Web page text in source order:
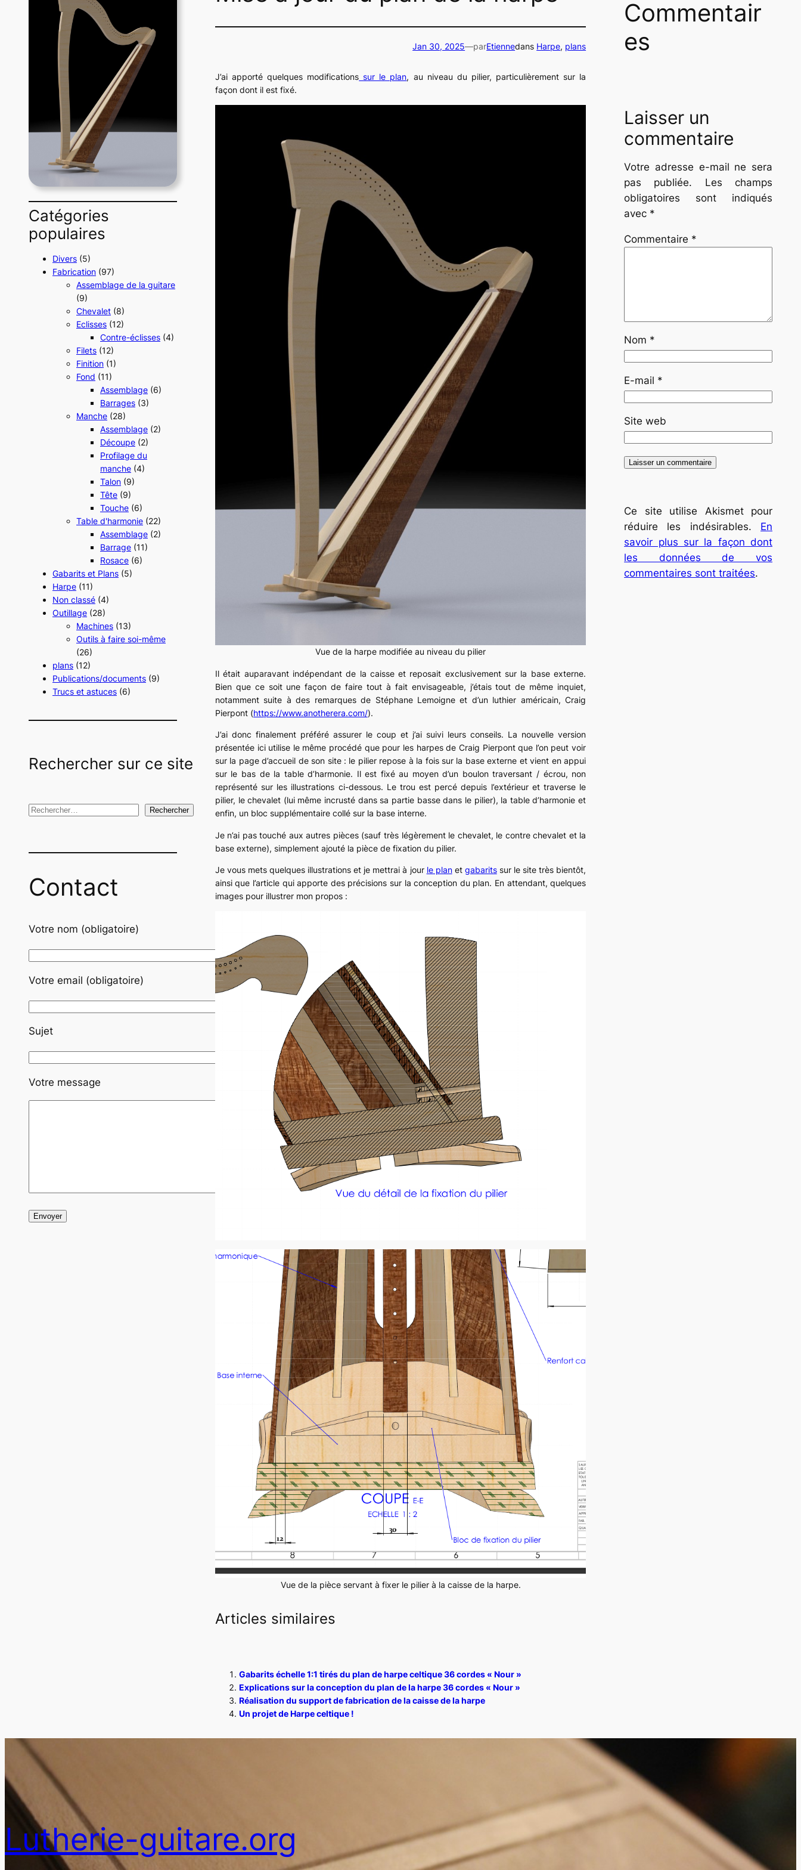
Catégories
populaires
Divers (5)
Fabrication (97)
Assemblage de la guitare
(9)
Chevalet (8)
Eclisses (12)
Contre-éclisses (4)
Filets (12)
Finition (1)
Fond (11)
Assemblage (6)
Barrages (3)
Manche (28)
Assemblage (2)
Découpe (2)
Profilage du
manche (4)
Talon (9)
Tête (9)
Touche (6)
Table d'harmonie (22)
Assemblage (2)
Barrage (11)
Rosace (6)
Gabarits et Plans (5)
Harpe (11)
Non classé (4)
Outillage (28)
Machines (13)
Outils à faire soi-même
(26)
plans (12)
Publications/documents (9)
Trucs et astuces (6)
Rechercher sur ce site
R
h
r
e
r
Rechercher
Contact
Votre nom (obligatoire)
Votre email (obligatoire)
Sujet
Votre message
Jan 30, 2025—parEtiennedans Harpe, plans
J’ai apporté quelques modifications sur le plan, au niveau du pilier, particulièrement sur la
façon dont il est fixé.
Vue de la harpe modifiée au niveau du pilier
Il était auparavant indépendant de la caisse et reposait exclusivement sur la base externe.
Bien que ce soit une façon de faire tout à fait envisageable, j’étais tout de même inquiet,
notamment suite à des remarques de Stéphane Lemoigne et d’un luthier américain, Craig
Pierpont (https://www.anotherera.com/).
J’ai donc finalement préféré assurer le coup et j’ai suivi leurs conseils. La nouvelle version
présentée ici utilise le même procédé que pour les harpes de Craig Pierpont que l’on peut voir
sur la page d’accueil de son site : le pilier repose à la fois sur la base externe et vient en appui
sur le bas de la table d’harmonie. Il est fixé au moyen d’un boulon traversant / écrou, non
représenté sur les illustrations ci-dessous. Le trou est percé depuis l’extérieur et traverse le
pilier, le chevalet (lui même incrusté dans sa partie basse dans le pilier), la table d’harmonie et
enfin, un bloc supplémentaire collé sur la base interne.
Je n’ai pas touché aux autres pièces (sauf très légèrement le chevalet, le contre chevalet et la
base externe), simplement ajouté la pièce de fixation du pilier.
Je vous mets quelques illustrations et je mettrai à jour le planet gabaritssur le site très bientôt,
ainsi que l’article qui apporte des précisions sur la conception du plan. En attendant, quelques
images pour illustrer mon propos :
Vue de la pièce servant à fixer le pilier à la caisse de la harpe.
Articles similaires
Gabarits échelle 1:1 tirés du plan de harpe celtique 36 cordes « Nour »
Explications sur la conception du plan de la harpe 36 cordes « Nour »
Réalisation du support de fabrication de la caisse de la harpe
Un projet de Harpe celtique !
Commentair
es
Laisser un
commentaire
Votre adresse e-mail ne sera
pas publiée.
Les champs
obligatoires sont indiqués
avec *
Commentaire *
Nom *
E-mail *
Site web
Ce site utilise Akismet pour
réduire les indésirables. En
savoir plus sur la façon dont
les données de vos
commentaires sont traitées.
Lutherie-guitare.org